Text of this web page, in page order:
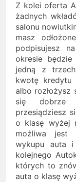
Z kolei oferta
żadnych
salonu
masz
podpisujesz
okresie
jedną z
kwotę kredytu
albo rozłożysz
się dobrze
przesiądziesz
o klasę wyżej
możliwa jest
wykupu auta
kolejnego
których to
auta o klasę